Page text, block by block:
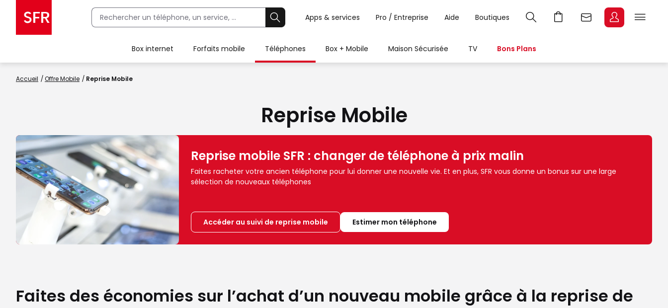
Apps & services Pro / Entreprise Aide Boutiques
Box internet Forfaits mobile Téléphones Box + Mobile Maison Sécurisée TV Bons Plans
Accueil Offre Mobile Reprise Mobile
Reprise Mobile
Reprise mobile SFR : changer de téléphone à prix malin
Faites racheter votre ancien téléphone pour lui donner une nouvelle vie. Et en plus, SFR vous donne un bonus sur une large
sélection de nouveaux téléphones
Accéder au suivi de reprise mobile Estimer mon téléphone
Faites des économies sur l’achat d’un nouveau mobile grâce à la reprise de